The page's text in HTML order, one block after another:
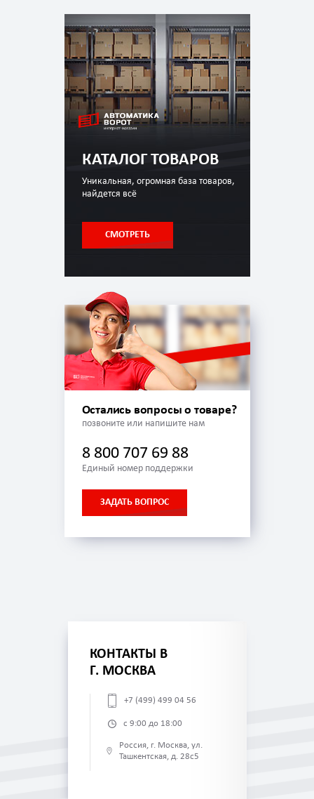
КАТАЛОГ ТОВАРОВ
Уникальная, огромная база товаров,
найдется всё
СМОТРЕТЬ
Остались вопросы о товаре?
позвоните или напишите нам
8 800 707 69 88
Единый номер поддержки
ЗАДАТЬ ВОПРОС
КОНТАКТЫ В
Г. МОСКВА
+7 (499) 499 04 56
с 9:00 до 18:00
Россия, г. Москва, ул.
Ташкентская, д. 28с5